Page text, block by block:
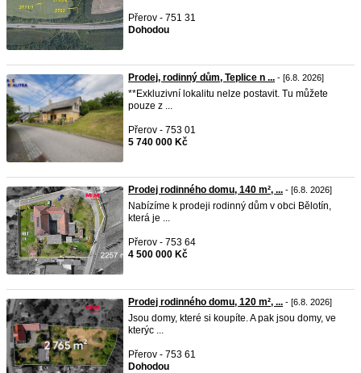
Přerov - 751 31
Dohodou
Prodej, rodinný dům, Teplice n ... - [6.8. 2026]
**Exkluzivní lokalitu nelze postavit. Tu můžete
pouze z ...
Přerov - 753 01
5 740 000 Kč
Prodej rodinného domu, 140 m², ... - [6.8. 2026]
Nabízíme k prodeji rodinný dům v obci Bělotín,
která je ...
Přerov - 753 64
4 500 000 Kč
Prodej rodinného domu, 120 m², ... - [6.8. 2026]
Jsou domy, které si koupíte. A pak jsou domy, ve
kterýc ...
Přerov - 753 61
Dohodou